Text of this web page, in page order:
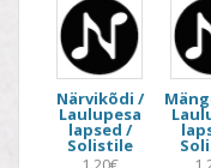
Närvikõdi /
Laulupesa
lapsed /
Solistile